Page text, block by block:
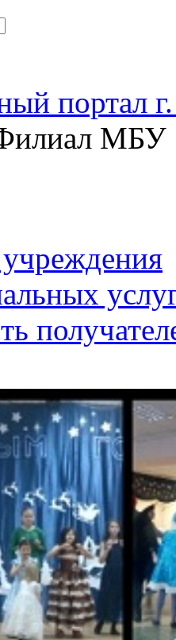
портал
МБУ